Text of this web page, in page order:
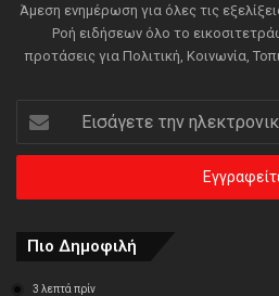
Άμεση ενημέρωση για όλες τις
Ροή ειδήσεων όλο το
προτάσεις για Πολιτική, Κοινωνία,
την
ηλεκτρονική
διεύθυνση
Πιο Δημοφιλή
3 λεπτά πρίν